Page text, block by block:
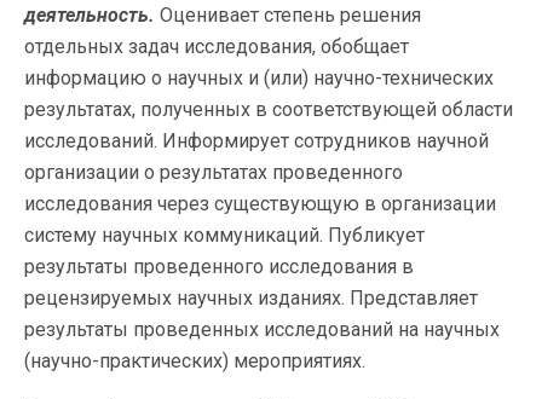
деятельность. Оценивает степень решения
отдельных задач исследования, обобщает
информацию о научных и (или) научно-технических
результатах, полученных в соответствующей области
исследований. Информирует сотрудников научной
организации о результатах проведенного
исследования через существующую в организации
систему научных коммуникаций. Публикует
результаты проведенного исследования в
рецензируемых научных изданиях. Представляет
результаты проведенных исследований на научных
(научно-практических) мероприятиях.